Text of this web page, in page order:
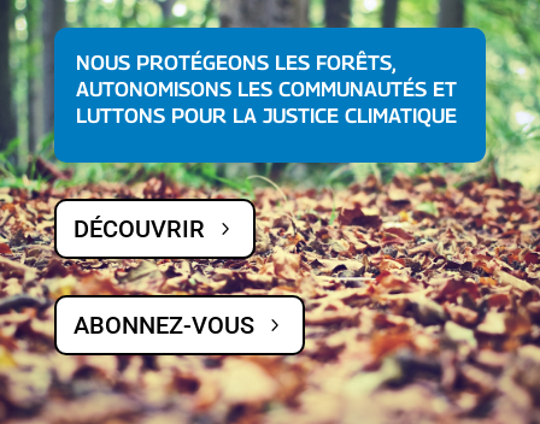
NOUS PROTÉGEONS LES FORÊTS,
AUTONOMISONS LES COMMUNAUTÉS ET
LUTTONS POUR LA JUSTICE CLIMATIQUE
DÉCOUVRIR
ABONNEZ-VOUS